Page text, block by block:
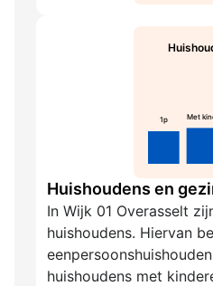
1p Met
Huishoudens en
In Wijk 01 Overasselt
huishoudens. Hiervan
huishoudens met